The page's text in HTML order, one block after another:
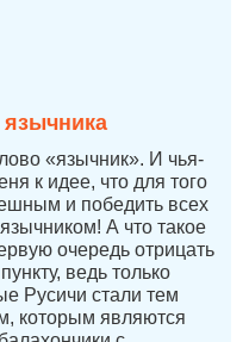
«язычник». И чья-
к идее, что для того
и победить всех
А что такое
очередь отрицать
ведь только
Русичи стали тем
которым являются